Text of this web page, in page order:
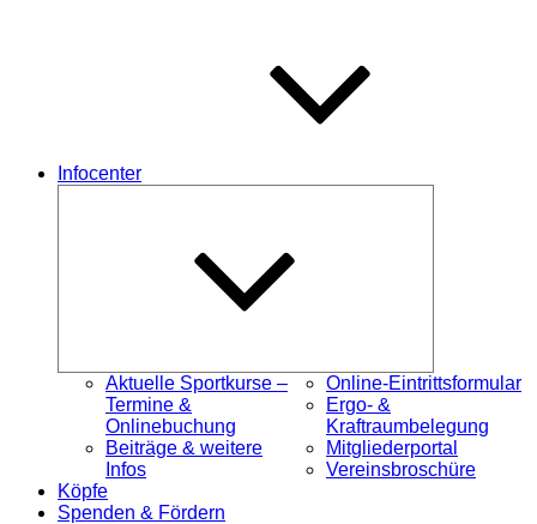
Infocenter
Aktuelle Sportkurse –
Termine &
Onlinebuchung
Beiträge & weitere
Infos
Online-Eintrittsformular
Ergo- &
Kraftraumbelegung
Mitgliederportal
Vereinsbroschüre
Köpfe
Spenden & Fördern